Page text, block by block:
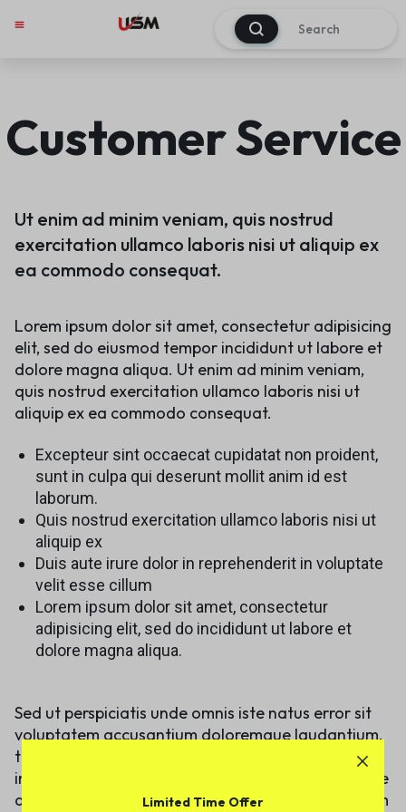
0
Customer Service
Ut enim ad minim veniam, quis nostrud
exercitation ullamco laboris nisi ut aliquip ex
ea commodo consequat.
Lorem ipsum dolor sit amet, consectetur adipisicing
elit, sed do eiusmod tempor incididunt ut labore et
dolore magna aliqua. Ut enim ad minim veniam,
quis nostrud exercitation ullamco laboris nisi ut
aliquip ex ea commodo consequat.
Excepteur sint occaecat cupidatat non proident,
sunt in culpa qui deserunt mollit anim id est
laborum.
Quis nostrud exercitation ullamco laboris nisi ut
aliquip ex
Duis aute irure dolor in reprehenderit in voluptate
velit esse cillum
Lorem ipsum dolor sit amet, consectetur
adipisicing elit, sed do incididunt ut labore et
dolore magna aliqua.
Sed ut perspiciatis unde omnis iste natus error sit
voluptatem accusantium doloremque laudantium,
totam rem aperiam, eaque ipsa quae ab illo
inventore veritatis et quasi architecto beatae vitae
dicta sunt explicabo. Nemo enim ipsam voluptatem
Limited Time Offer